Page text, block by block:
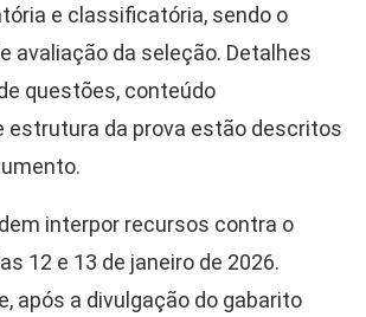
e classificatória, sendo o
avaliação da seleção. Detalhes
questões, conteúdo
estrutura da prova estão descritos
interpor recursos contra o
12 e 13 de janeiro de 2026.
após a divulgação do gabarito